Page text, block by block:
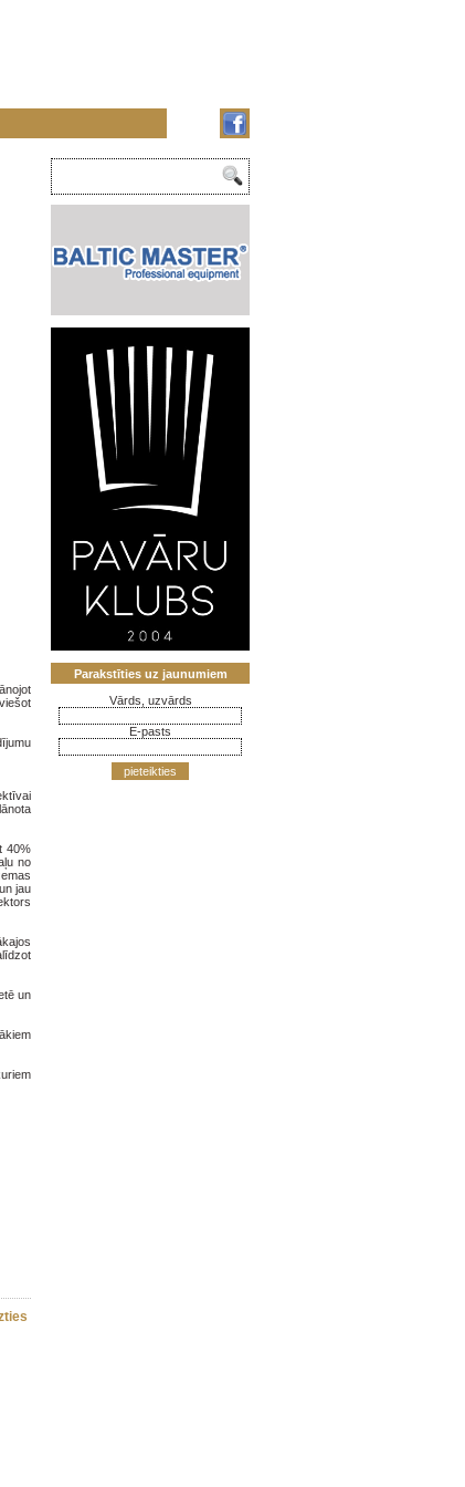
40%
no
jau
un
Parakstīties uz jaunumiem
Vārds, uzvārds
E-pasts
pieteikties